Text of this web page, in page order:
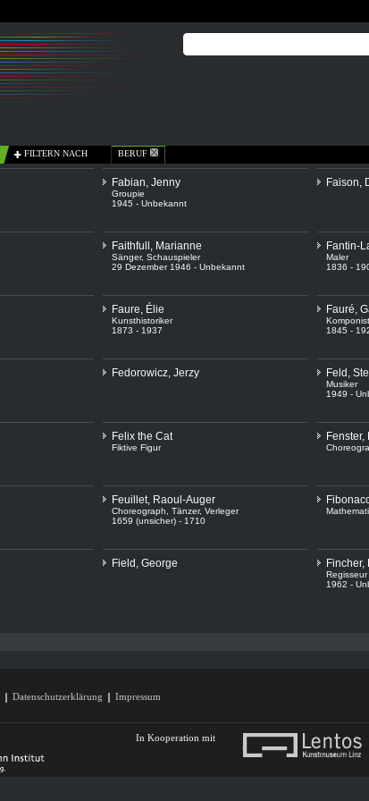
FILTERN NACH BERUF
Fabian, Jenny
Groupie
1945 - Unbekannt
Faison,
Faithfull, Marianne
Sänger, Schauspieler
29 Dezember 1946 - Unbekannt
Fantin-
Maler
1836 -
Faure, Élie
Kunsthistoriker
1873 - 1937
Fauré,
Komponist
1845 -
Fedorowicz, Jerzy Feld,
Musiker
1949 -
Felix the Cat
Fiktive Figur
Fenster,
Feuillet, Raoul-Auger
Choreograph Tänzer, Verleger
1659 (unsicher) - 1710
Field, George Fincher,
Regisseur
1962 -
Datenschutzerklärung Impressum
In Kooperation mit